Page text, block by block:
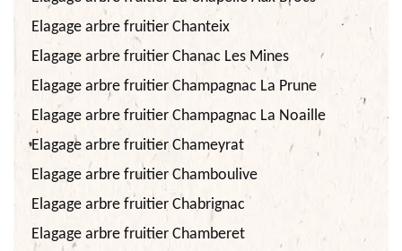
Elagage arbre fruitier Chanteix
Elagage arbre fruitier Chanac Les Mines
Elagage arbre fruitier Champagnac La Prune
Elagage arbre fruitier Champagnac La Noaille
Elagage arbre fruitier Chameyrat
Elagage arbre fruitier Chamboulive
Elagage arbre fruitier Chabrignac
Elagage arbre fruitier Chamberet